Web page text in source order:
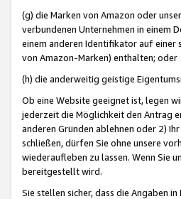
(g) die Marken von Amazon oder
verbundenen Unternehmen in einem
einem anderen Identifikator auf einer
von Amazon-Marken) enthalten; oder
(h) die anderweitig geistige
Ob eine Website geeignet ist, legen
jederzeit die Möglichkeit den Antrag
anderen Gründen ablehnen oder 2)
schließen, dürfen Sie ohne unsere
wiederaufleben zu lassen. Wenn Sie
bereitgestellt wird.
Sie stellen sicher, dass die Angaben